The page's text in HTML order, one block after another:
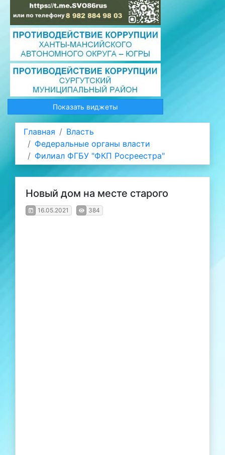
Показать виджеты
Главная
Власть
Федеральные органы власти
Филиал ФГБУ "ФКП Росреестра"
Новый дом на месте старого
16.05.2021 384